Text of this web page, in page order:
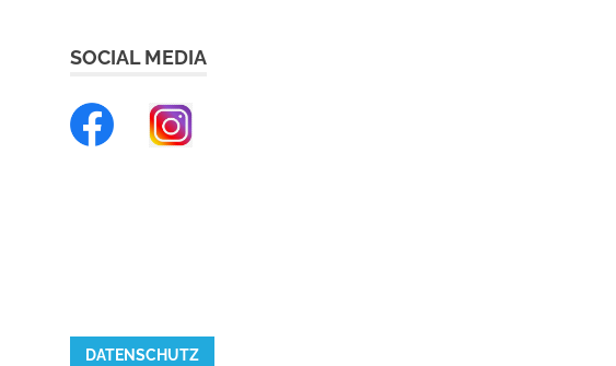
SOCIAL MEDIA
DATENSCHUTZ